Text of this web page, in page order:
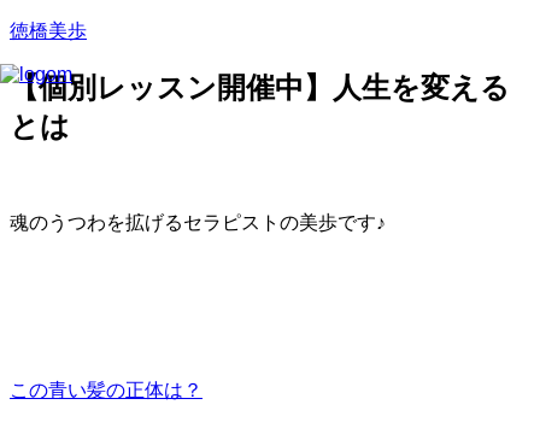
徳橋美歩
【個別レッスン開催中】人生を変える
とは
魂のうつわを拡げるセラピストの美歩です♪
この青い髪の正体は？